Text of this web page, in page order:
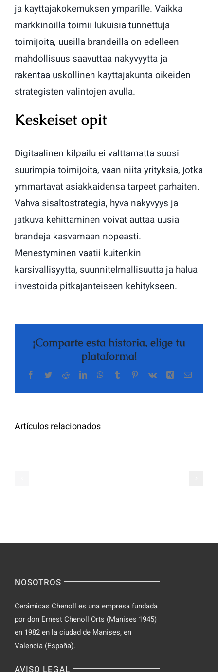
ja kayttajakokemuksen ymparille. Vaikka
markkinoilla toimii lukuisia tunnettuja
toimijoita, uusilla brandeilla on edelleen
mahdollisuus saavuttaa nakyvyytta ja
rakentaa uskollinen kayttajakunta oikeiden
strategisten valintojen avulla.
Keskeiset opit
Digitaalinen kilpailu ei valttamatta suosi
suurimpia toimijoita, vaan niita yrityksia, jotka
ymmartavat asiakkaidensa tarpeet parhaiten.
Vahva sisaltostrategia, hyva nakyvyys ja
jatkuva kehittaminen voivat auttaa uusia
brandeja kasvamaan nopeasti.
Menestyminen vaatii kuitenkin
karsivallisyytta, suunnitelmallisuutta ja halua
investoida pitkajanteiseen kehitykseen.
¡Comparte esta historia, elige tu
plataforma!
Facebook
TwitterRedditLinkedInWhatsApp
TumblrPinterest
Vk Xing Correo
Artículos relacionados
NOSOTROS
Cerámicas Chenoll es una empresa fundada
por don Ernest Chenoll Orts (Manises 1945)
en 1982 en la ciudad de Manises, en
Valencia (España).
AVISO LEGAL